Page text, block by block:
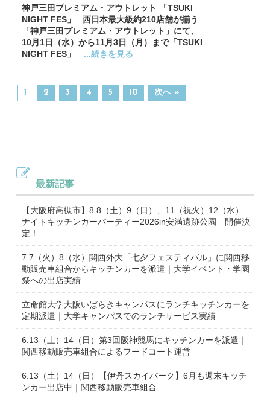
神戸三田プレミアム・アウトレット 「TSUKI
NIGHT FES」 西日本最大級約210店舗が揃う
「神戸三田プレミアム・アウトレット」にて、
10月1日（水）から11月3日（月）まで「TSUKI
NIGHT FES」
...続きを見る
1 2 3 4 5 10 次へ »
最新記事
【大阪府高槻市】8.8（土）9（日）、11（祝火）12（水）
ナイトキッチンカーパーティー2026in安満遺跡公園 開催決
定！
7.7（火）8（水）関西外大「七夕フェスティバル」に関西移
動販売車組合からキッチンカーを派遣｜大学イベント・学園
祭への出店実績
立命館大学大阪いばらきキャンパスにランチキッチンカーを
定期派遣｜大学キャンパスでのランチサービス実績
6.13（土）14（日）第3回阪神競馬にキッチンカーを派遣｜
関西移動販売車組合によるフードコート運営
6.13（土）14（日）【伊丹スカイパーク】6月も週末キッチ
ンカー出店中｜関西移動販売車組合